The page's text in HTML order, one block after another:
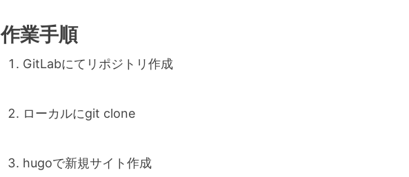
作業手順
GitLabにてリポジトリ作成
ローカルにgit clone
hugoで新規サイト作成